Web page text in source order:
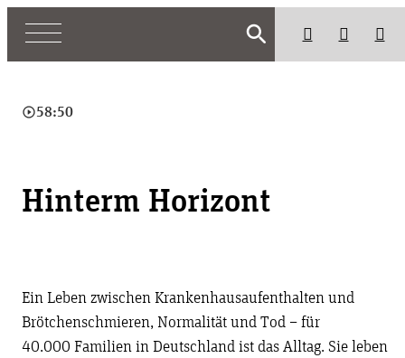
search
play_circle_outline58:50
Hinterm Horizont
Ein Leben zwischen Krankenhausaufenthalten und
Brötchenschmieren, Normalität und Tod – für
40.000 Familien in Deutschland ist das Alltag. Sie leben